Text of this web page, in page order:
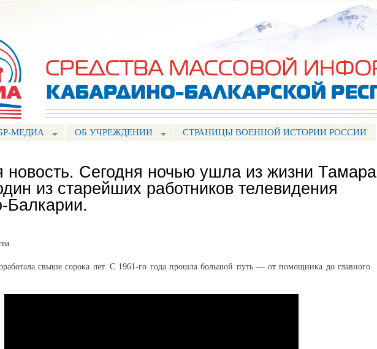
МЕДИА ОБ УЧРЕЖДЕНИИ СТРАНИЦЫ ВОЕННОЙ ИСТОРИИ РОССИИ
новость. Сегодня ночью ушла из жизни Тамара
из старейших работников телевидения
Балкарии.
свыше сорока лет. С 1961-го года прошла большой путь — от помощника до главного